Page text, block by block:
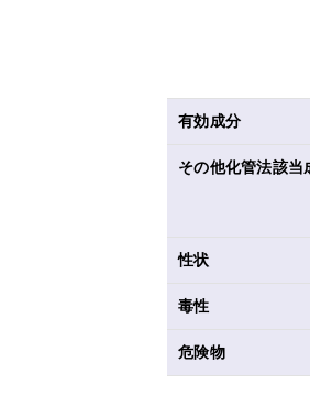
有効成分
その他化管法該当
性状
毒性
危険物